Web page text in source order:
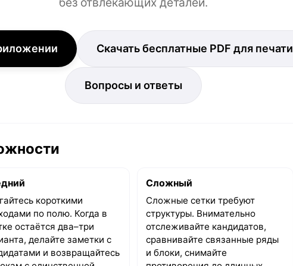
Скачать бесплатные PDF для печати
Вопросы и ответы
короткими
по полю. Когда в
остаётся два–три
делайте заметки с
и возвращайтесь
Сложный
Сложные сетки требуют
структуры. Внимательно
отслеживайте кандидатов,
сравнивайте связанные ряды
и блоки, снимайте